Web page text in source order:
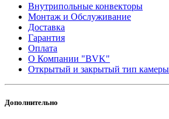
Внутрипольные конвекторы
Монтаж и Обслуживание
Доставка
Гарантия
Оплата
О Компании "BVK"
Открытый и закрытый тип камеры
Дополнительно